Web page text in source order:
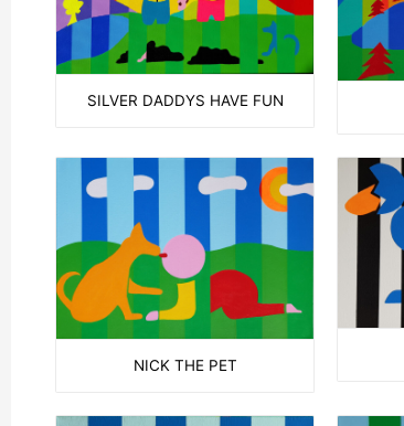
SILVER DADDYS HAVE FUN
NICK THE PET